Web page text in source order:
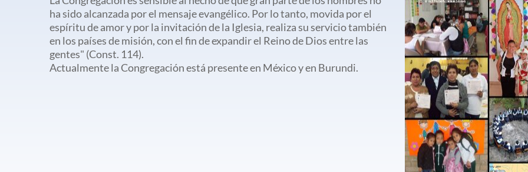
ha sido alcanzada por el mensaje evangélico. Por lo tanto, movida por el
espíritu de amor y por la invitación de la Iglesia, realiza su servicio también
en los países de misión, con el fin de expandir el Reino de Dios entre las
gentes" (Const. 114).
Actualmente la Congregación está presente en México y en Burundi.